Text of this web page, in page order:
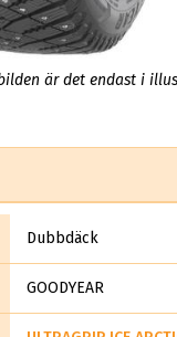
är det endast i
Dubbdäck
GOODYEAR